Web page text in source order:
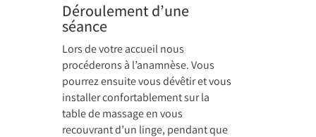
Déroulement d’une
séance
Lors de votre accueil nous
procéderons à l’anamnèse. Vous
pourrez ensuite vous dévêtir et vous
installer confortablement sur la
table de massage en vous
recouvrant d’un linge, pendant que